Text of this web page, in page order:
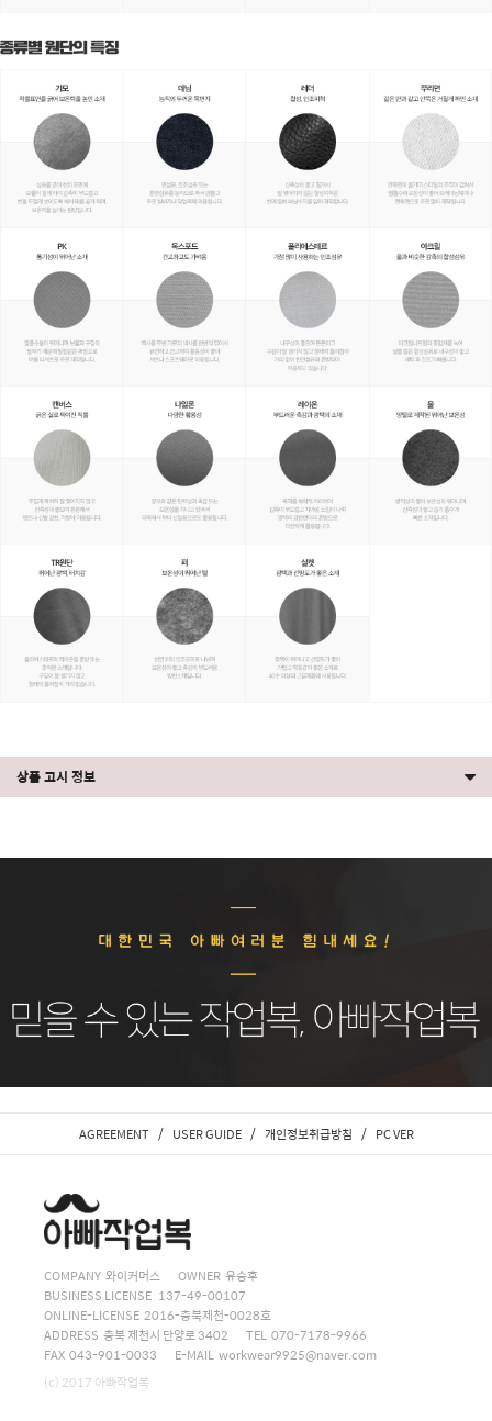
상품 고시 정보
AGREEMENT / USER GUIDE / 개인정보취급방침 / PC VER
COMPANY 와이커머스
OWNER 유승후
BUSINESS LICENSE 137-49-00107
ONLINE-LICENSE 2016-충북제천-0028호
ADDRESS 충북 제천시 단양로 3402
TEL 070-7178-9966
FAX 043-901-0033
E-MAILworkwear9925@naver.com
(c) 2017 아빠작업복